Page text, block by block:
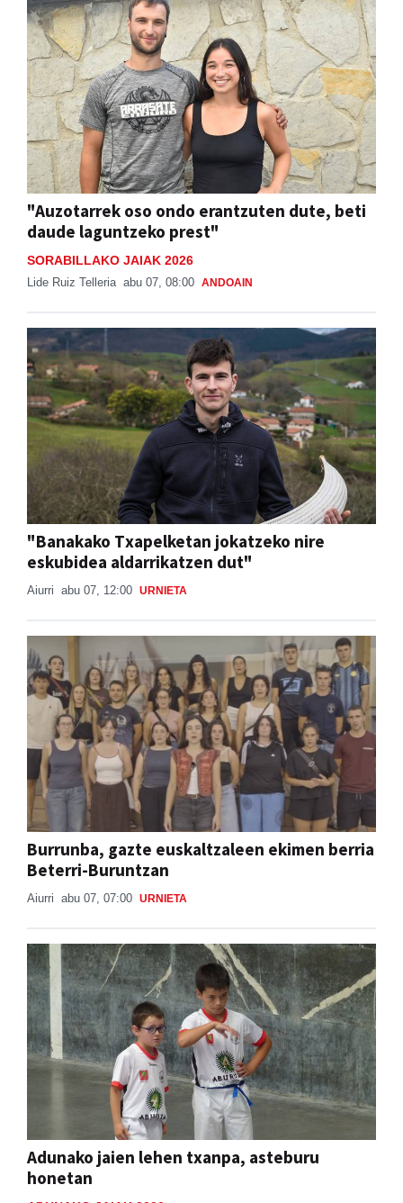
"Auzotarrek oso ondo erantzuten dute, beti
daude laguntzeko prest"
SORABILLAKO JAIAK 2026
Lide Ruiz Telleria abu 07, 08:00 ANDOAIN
"Banakako Txapelketan jokatzeko nire
eskubidea aldarrikatzen dut"
Aiurri abu 07, 12:00 URNIETA
Burrunba, gazte euskaltzaleen ekimen berria
Beterri-Buruntzan
Aiurri abu 07, 07:00 URNIETA
Adunako jaien lehen txanpa, asteburu
honetan